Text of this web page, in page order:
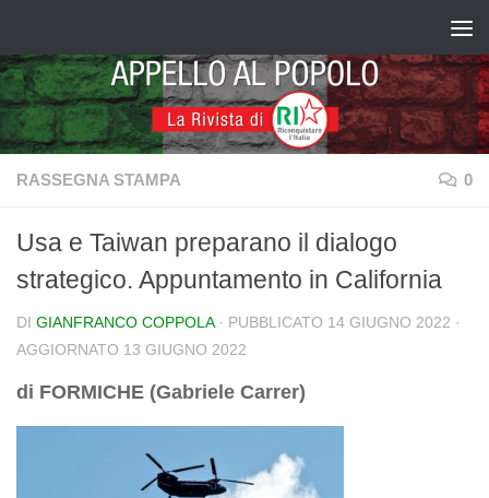
RASSEGNA STAMPA 0
Usa e Taiwan preparano il dialogo
strategico. Appuntamento in California
DI GIANFRANCO COPPOLA · PUBBLICATO 14 GIUGNO 2022 ·
AGGIORNATO 13 GIUGNO 2022
di FORMICHE (Gabriele Carrer)